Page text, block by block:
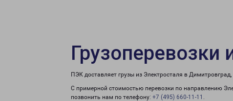
Грузоперевозки
ПЭК доставляет грузы из Электросталя в
С примерной стоимостью перевозки по направлению
позвонить нам по телефону: +7 (495) 660-11-11 .